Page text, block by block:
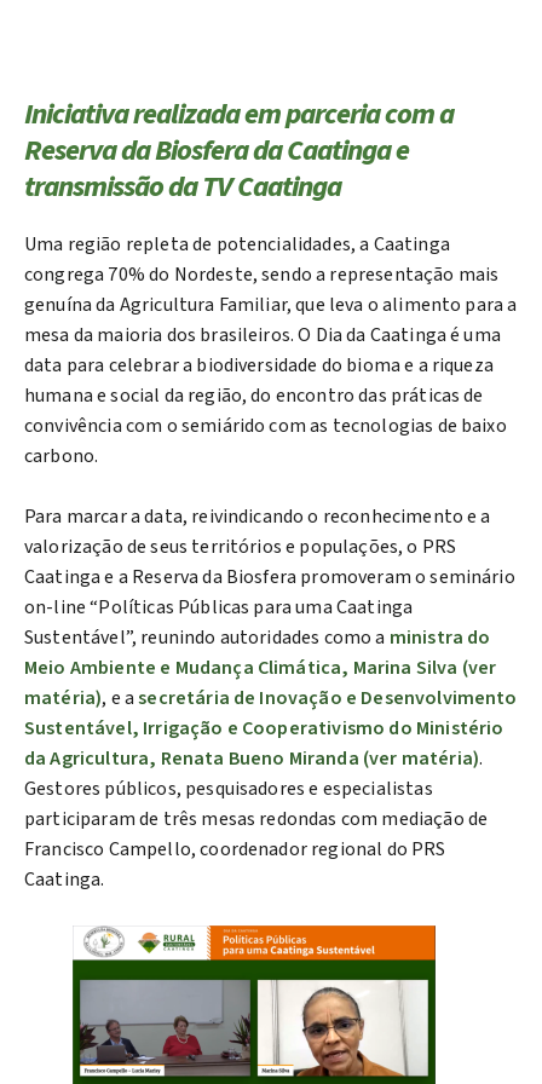
Iniciativa realizada em parceria com a
Reserva da Biosfera da Caatinga e
transmissão da TV Caatinga
Uma região repleta de potencialidades, a Caatinga
congrega 70% do Nordeste, sendo a representação mais
genuína da Agricultura Familiar, que leva o alimento para a
mesa da maioria dos brasileiros. O Dia da Caatinga é uma
data para celebrar a biodiversidade do bioma e a riqueza
humana e social da região, do encontro das práticas de
convivência com o semiárido com as tecnologias de baixo
carbono.
Para marcar a data, reivindicando o reconhecimento e a
valorização de seus territórios e populações, o PRS
Caatinga e a Reserva da Biosfera promoveram o seminário
on-line “Políticas Públicas para uma Caatinga
Sustentável”, reunindo autoridades como a ministra do
Meio Ambiente e Mudança Climática, Marina Silva (ver
matéria), e asecretária de Inovação e Desenvolvimento
Sustentável, Irrigação e Cooperativismo do Ministério
da Agricultura, Renata Bueno Miranda (ver matéria).
Gestores públicos, pesquisadores e especialistas
participaram de três mesas redondas com mediação de
Francisco Campello, coordenador regional do PRS
Caatinga.